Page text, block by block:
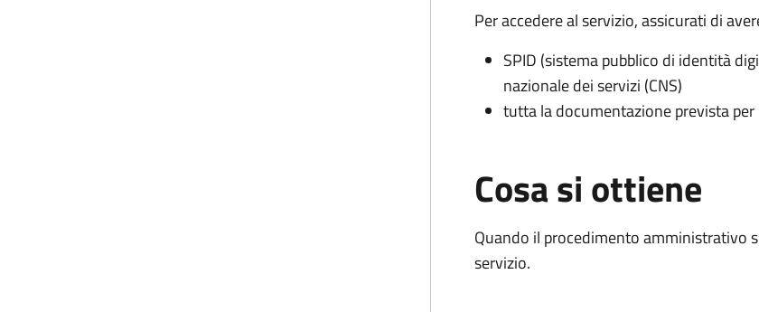
Per accedere al servizio, assicurati di
SPID (sistema pubblico di identità
nazionale dei servizi (CNS)
tutta la documentazione prevista
Cosa si ottiene
Quando il procedimento amministrativo
servizio.